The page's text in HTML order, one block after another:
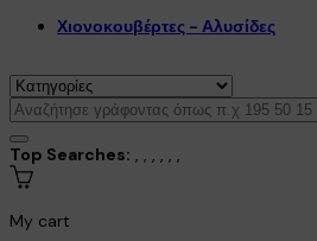
Χιονοκουβέρτες - Αλυσίδες
Top Searches: , , , , , ,
My cart